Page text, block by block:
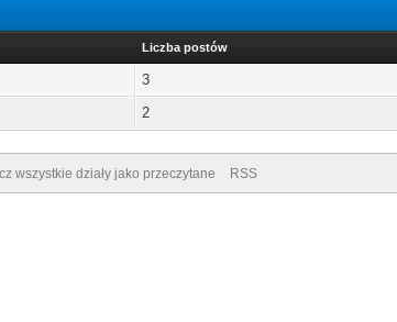
Liczba postów
3
2
wszystkie działy jako przeczytane RSS